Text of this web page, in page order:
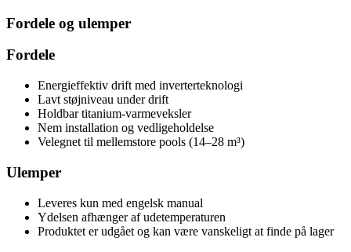
Fordele og ulemper
Fordele
Energieffektiv drift med inverterteknologi
Lavt støjniveau under drift
Holdbar titanium-varmeveksler
Nem installation og vedligeholdelse
Velegnet til mellemstore pools (14–28 m³)
Ulemper
Leveres kun med engelsk manual
Ydelsen afhænger af udetemperaturen
Produktet er udgået og kan være vanskeligt at finde på lager